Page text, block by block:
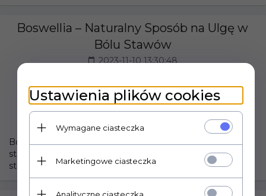
Boswellia – Naturalny Sposób na Ulgę w
Bólu Stawów
2023-11-10 13:30:48
Boswellia to fascynujący naturalny środek, który może
stanowić wsparcie dla osób borykających się z bólem
stawów. Działa przeciwzapalnie...
Ustawienia plików cookies
Wymagane ciasteczka
Marketingowe ciasteczka
Analityczne ciasteczka